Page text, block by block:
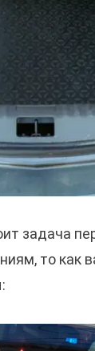
задача
то как